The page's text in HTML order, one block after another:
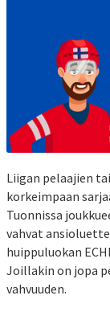
Liigan pelaajien
korkeimpaan
Tuonnissa
vahvat
huippuluokan
Joillakin on jopa
vahvuuden.